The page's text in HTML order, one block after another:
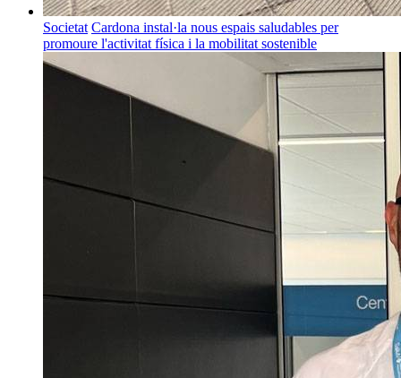
Societat Cardona instal·la nous espais saludables per
promoure l'activitat física i la mobilitat sostenible